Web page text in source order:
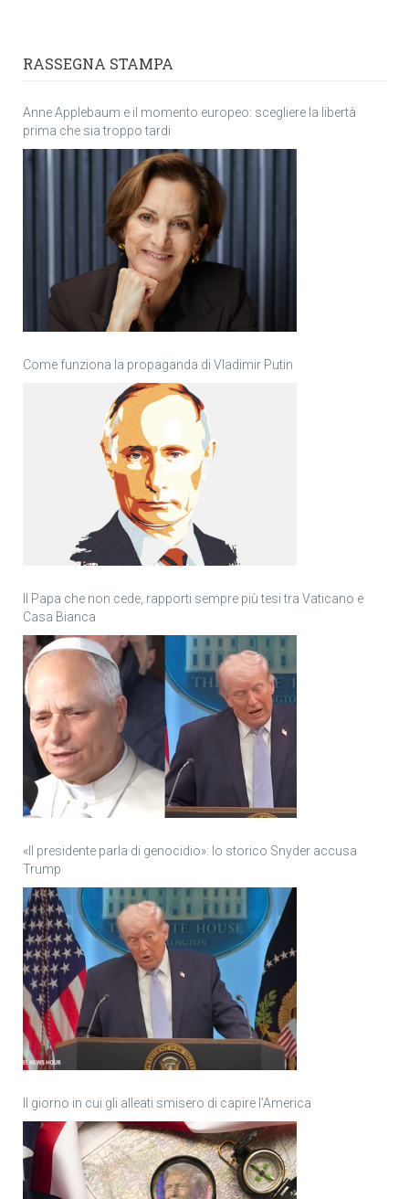
RASSEGNA STAMPA
Anne Applebaum e il momento europeo: scegliere la libertà
prima che sia troppo tardi
Come funziona la propaganda di Vladimir Putin
Il Papa che non cede, rapporti sempre più tesi tra Vaticano e
Casa Bianca
«Il presidente parla di genocidio»: lo storico Snyder accusa
Trump
Il giorno in cui gli alleati smisero di capire l’America